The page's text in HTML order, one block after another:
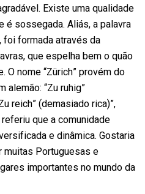
Existe uma qualidade
é sossegada. Aliás, a palavra
foi formada através da
que espelha bem o quão
O nome “Zürich” provém do
alemão: “Zu ruhig”
reich” (demasiado rica)”,
que a comunidade
e dinâmica. Gostaria
muitas Portuguesas e
importantes no mundo da